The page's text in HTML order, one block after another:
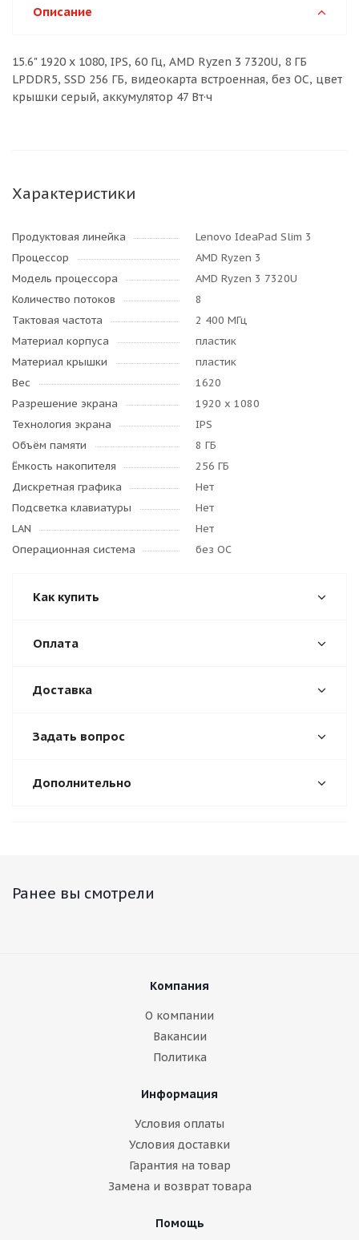
Описание
15.6" 1920 x 1080, IPS, 60 Гц, AMD Ryzen 3 7320U, 8 ГБ
LPDDR5, SSD 256 ГБ, видеокарта встроенная, без ОС, цвет
крышки серый, аккумулятор 47 Вт·ч
Характеристики
Продуктовая линейка
Lenovo IdeaPad Slim 3
Процессор
AMD Ryzen 3
Модель процессора
AMD Ryzen 3 7320U
Количество потоков
8
Тактовая частота
2 400 МГц
Материал корпуса
пластик
Материал крышки
пластик
Вес
1620
Разрешение экрана
1920 x 1080
Технология экрана
IPS
Объём памяти
8 ГБ
Ёмкость накопителя
256 ГБ
Дискретная графика
Нет
Подсветка клавиатуры
Нет
LAN
Нет
Операционная система
без ОС
Как купить
Оплата
Доставка
Задать вопрос
Дополнительно
Ранее вы смотрели
Компания
О компании
Вакансии
Политика
Информация
Условия оплаты
Условия доставки
Гарантия на товар
Замена и возврат товара
Помощь